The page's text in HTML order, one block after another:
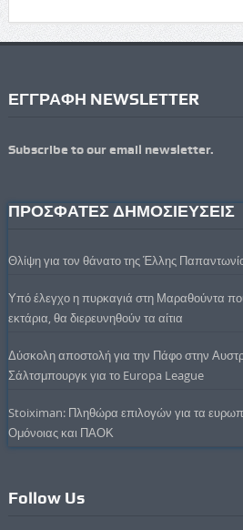
ΕΓΓΡΑΦΗ NEWSLETTER
Subscribe to our email newsletter.
ΠΡΟΣΦΑΤΕΣ ΔΗΜΟΣΙΕΥΣΕΙΣ
Θλίψη για τον θάνατο της Έλλης
Υπό έλεγχο η πυρκαγιά στη Μαραθούντα
εκτάρια, θα διερευνηθούν τα αίτια
Δύσκολη αποστολή για την Πάφο στην
Σάλτσμπουργκ για το Europa League
Stoiximan: Πληθώρα επιλογών για τα
Ομόνοιας και ΠΑΟΚ
Follow Us